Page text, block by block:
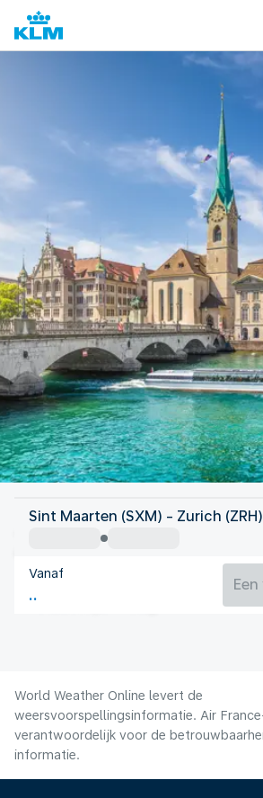
Zwitserland
Zürich
Zwitserland
Vluchttijd
Sint Maarten (SXM) - Zurich (ZRH)
Vanaf
World Weather Online levert de
weersvoorspellingsinformatie. Air
verantwoordelijk voor de
informatie.